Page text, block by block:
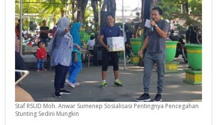
Staf RSUD Moh. Anwar Sumenep Sosialisasi Pentingnya Pencegahan
Stunting Sedini Mungkin